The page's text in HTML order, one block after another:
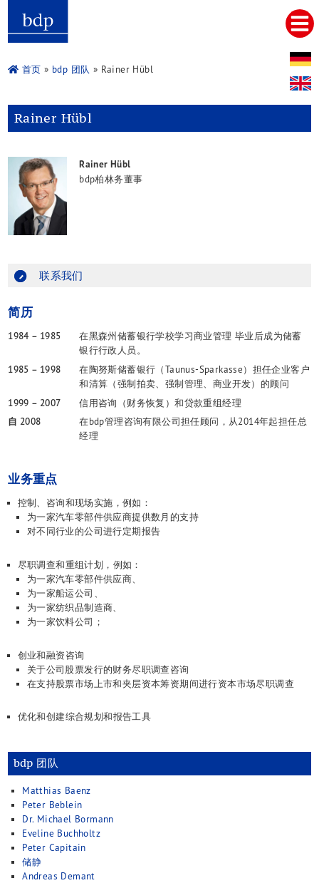
Hauptmenu
首页
法律咨询及诉讼
审计及审计相关服务
企业重组及重組意见
并购及企业接班人
管理咨询
中国咨询
审计
法律咨询
企业融资
入境投资
核心团队
活动
首页 » bdp 团队 » Rainer Hübl
Rainer Hübl
Rainer Hübl
bdp柏林务董事
联系我们
简历
1984 – 1985
在黑森州储蓄银行学校学习商业管理 毕业后成为储蓄
银行行政人员。
1985 – 1998
在陶努斯储蓄银行（Taunus-Sparkasse）担任企业客户
和清算（强制拍卖、强制管理、商业开发）的顾问
1999 – 2007
信用咨询（财务恢复）和贷款重组经理
自 2008
在bdp管理咨询有限公司担任顾问，从2014年起担任总
经理
业务重点
控制、咨询和现场实施，例如：
为一家汽车零部件供应商提供数月的支持
对不同行业的公司进行定期报告
尽职调查和重组计划，例如：
为一家汽车零部件供应商、
为一家船运公司、
为一家纺织品制造商、
为一家饮料公司；
创业和融资咨询
关于公司股票发行的财务尽职调查咨询
在支持股票市场上市和夹层资本筹资期间进行资本市场尽职调查
优化和创建综合规划和报告工具
bdp 团队
Matthias Baenz
Peter Beblein
Dr. Michael Bormann
Eveline Buchholtz
Peter Capitain
储静
Andreas Demant